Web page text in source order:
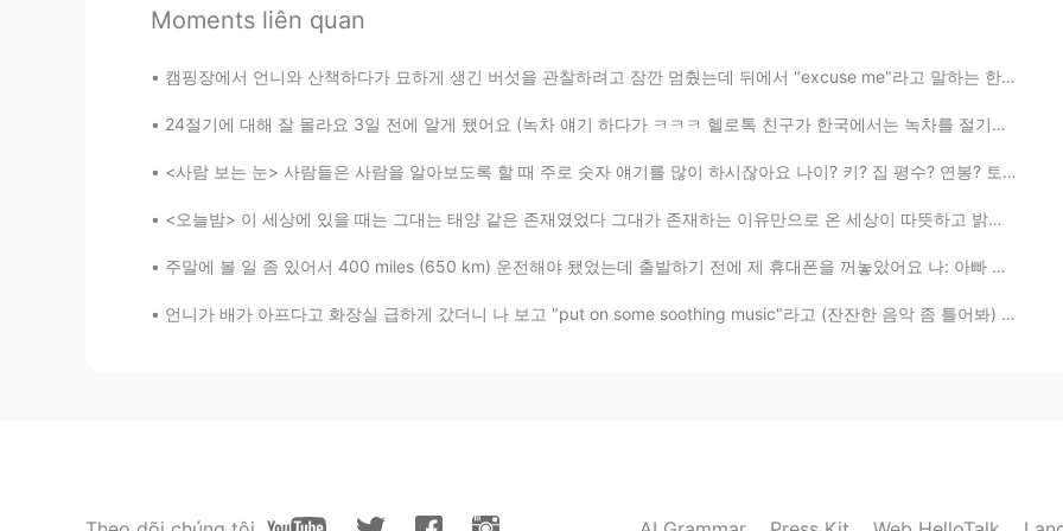
JUNE
I will test my self next week by watching Averagers in Japan lol
KR EN JP ES
50%
KR JP
Moments liên quan
캠핑장에서 언니와 산책하다가 묘하게 생긴 버섯을 관찰하려고 잠깐 멈췄는데 뒤에서 "excuse me"라고 말하는 한 여자의 목소리가 들렸다 버섯 건들지 말라고 혼날 줄 알았는...
24절기에 대해 잘 몰라요 3일 전에 알게 됐어요 (녹차 얘기 하다가 ㅋㅋㅋ 헬로톡 친구가 한국에서는 녹차를 절기별로 분류한다고 해서요) 요즘 계절에 대한 글을 종종 올리고 ...
<사람 보는 눈> 사람들은 사람을 알아보도록 할 때 주로 숫자 얘기를 많이 하시잖아요 나이? 키? 집 평수? 연봉? 토익 점수? 등등 그런데 그런 걸 알아봤자 솔직히 그 ...
<오늘밤> 이 세상에 있을 때는 그대는 태양 같은 존재였었다 그대가 존재하는 이유만으로 온 세상이 따뜻하고 밝았다 허나 햇빛이 눈부셔서 제대로 바라보지는 못했다 널리 ...
주말에 볼 일 좀 있어서 400 miles (650 km) 운전해야 됐었는데 출발하기 전에 제 휴대폰을 꺼놓았어요 나: 아빠 내 폰 어딨어? 아빠: 여깄어. 왜? 나: 내가...
언니가 배가 아프다고 화장실 급하게 갔더니 나 보고 "put on some soothing music"라고 (잔잔한 음악 좀 틀어봐) 부탁해서 Adele 음악 틀어놨어요 ㅋㅋ...